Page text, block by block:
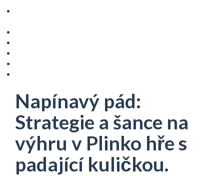
Napínavý pád:
Strategie a šance na
výhru v Plinko hře s
padající kuličkou.